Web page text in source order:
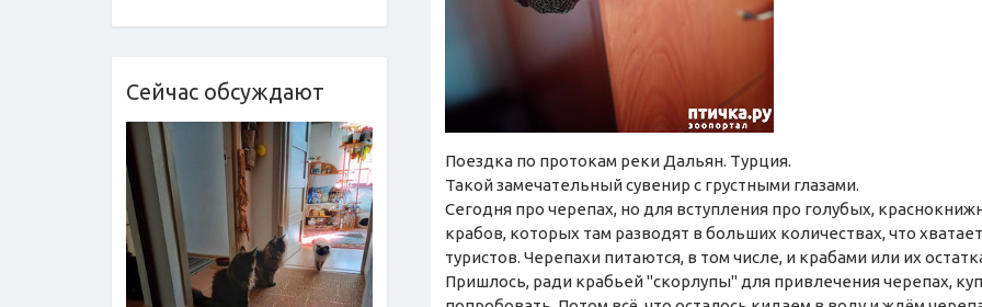
Сейчас обсуждают
Поездка по протокам реки Дальян. Турция.
Такой замечательный сувенир с грустными глазами.
Сегодня про черепах, но для вступления про голубых,
крабов, которых там разводят в больших количествах, что
туристов. Черепахи питаются, в том числе, и крабами или их
Пришлось, ради крабьей "скорлупы" для привлечения черепах,